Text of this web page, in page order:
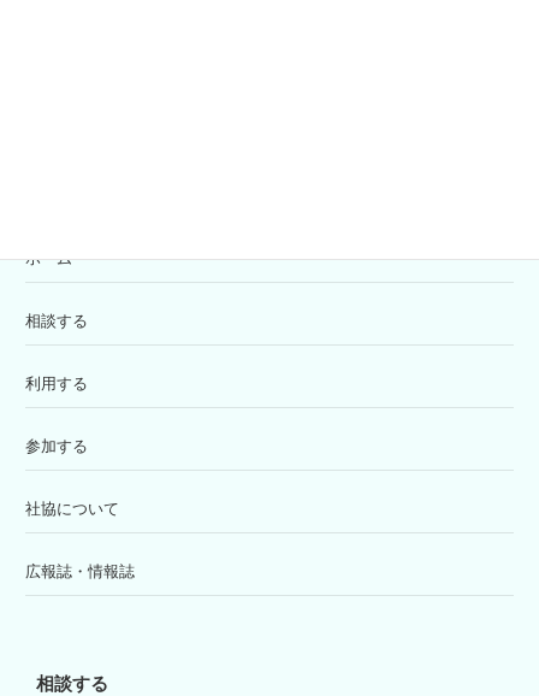
ホーム
相談する
利用する
参加する
社協について
広報誌・情報誌
相談する